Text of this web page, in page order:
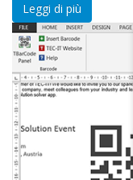
Leggi di più